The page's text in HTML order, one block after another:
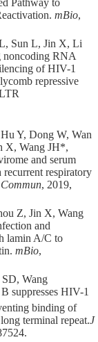
Pathway to
mBio,
Sun L, Jin X, Li
noncoding RNA
ofHIV-1
repressive
Y, Dong W, Wan
X, Wang JH*,
and serum
respiratory
, 2019,
Z, Jin X, Wang
and
lamin A/C to
. mBio,
Wang
suppresses HIV-1
binding of
terminal repeat.J
.